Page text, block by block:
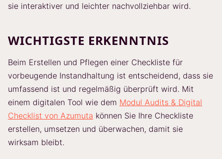
sie interaktiver und leichter nachvollziehbar wird.
WICHTIGSTE ERKENNTNIS
Beim Erstellen und Pflegen einer Checkliste für
vorbeugende Instandhaltung ist entscheidend, dass sie
umfassend ist und regelmäßig überprüft wird. Mit
einem digitalen Tool wie dem Modul Audits & Digital
Checklist von Azumuta können Sie Ihre Checkliste
erstellen, umsetzen und überwachen, damit sie
wirksam bleibt.